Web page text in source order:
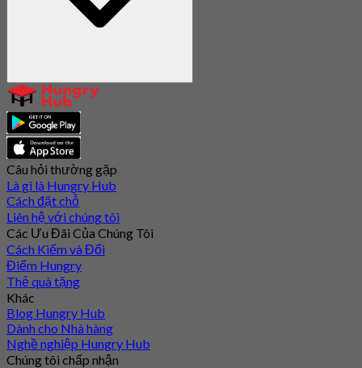
Câu hỏi thường gặp
Là gì là Hungry Hub
Cách đặt chỗ
Liên hệ với chúng tôi
Các Ưu Đãi Của Chúng Tôi
Cách Kiếm và Đổi
Điểm Hungry
Thẻ quà tặng
Khác
Blog Hungry Hub
Dành cho Nhà hàng
Nghề nghiệp Hungry Hub
Chúng tôi chấp nhận